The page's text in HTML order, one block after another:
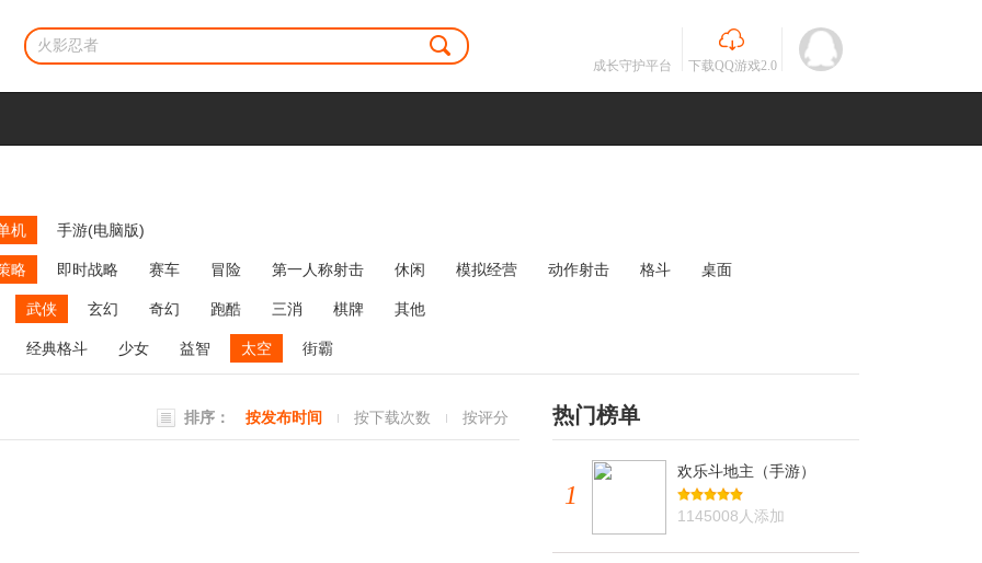
成长守护平台 下载QQ游戏2.0
机 手游(电脑版)
略 即时战略 赛车 冒险 第一人称射击 休闲 模拟经营 动作射击 格斗
桌面
牌类
麻将 网络游戏 弹幕射击 策略塔防
武侠 玄幻 奇幻 跑酷 三消 棋牌 其他
经典格斗 少女 益智 太空 街霸
排序： 按发布时间 按下载次数 按评分 热门榜单
1
欢乐斗地主（手游）
1145008人添加